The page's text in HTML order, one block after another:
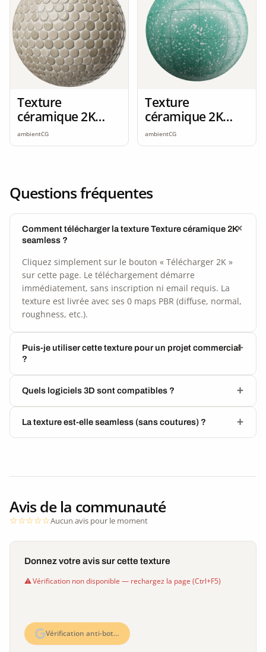
Texture
céramique 2K
seamless
ambientCG
Texture
céramique 2K
seamless
ambientCG
Questions fréquentes
Comment télécharger la texture Texture céramique 2K
seamless ?
Cliquez simplement sur le bouton « Télécharger 2K »
sur cette page. Le téléchargement démarre
immédiatement, sans inscription ni email requis. La
texture est livrée avec ses 0 maps PBR (diffuse, normal,
roughness, etc.).
Puis-je utiliser cette texture pour un projet commercial
?
Quels logiciels 3D sont compatibles ?
La texture est-elle seamless (sans coutures) ?
Avis de la communauté
Aucun avis pour le moment
Donnez votre avis sur cette texture
Vérification non disponible — rechargez la page (Ctrl+F5)
Vérification anti-bot…